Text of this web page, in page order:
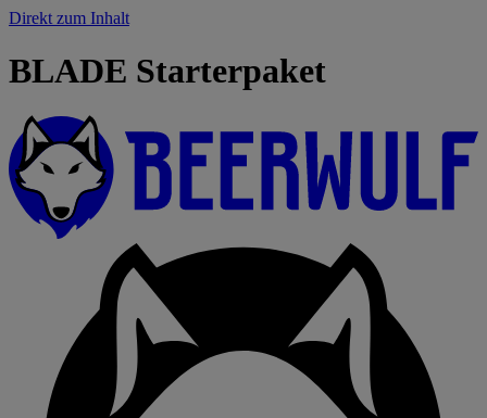
Direkt zum Inhalt
BLADE Starterpaket